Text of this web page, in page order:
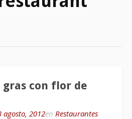
con flor de
agosto, 2012en Restaurantes